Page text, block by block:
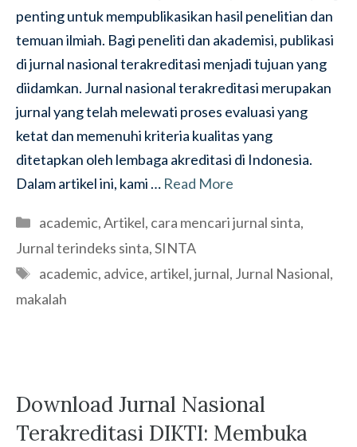
penting untuk mempublikasikan hasil penelitian dan
temuan ilmiah. Bagi peneliti dan akademisi, publikasi
di jurnal nasional terakreditasi menjadi tujuan yang
diidamkan. Jurnal nasional terakreditasi merupakan
jurnal yang telah melewati proses evaluasi yang
ketat dan memenuhi kriteria kualitas yang
ditetapkan oleh lembaga akreditasi di Indonesia.
Dalam artikel ini, kami … Read More
Categories
academic,Artikel, cara mencari jurnal sinta,
Jurnal terindeks sinta,SINTA
Tags
academic, advice, artikel,jurnal, Jurnal Nasional,
makalah
Download Jurnal Nasional
Terakreditasi DIKTI: Membuka